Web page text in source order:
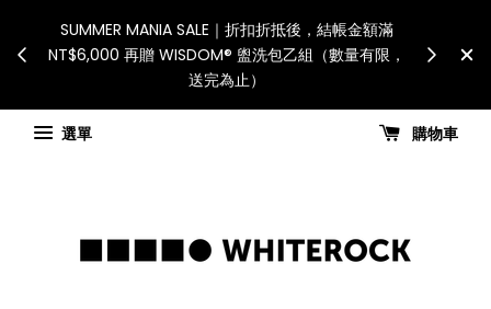
、天災或其
敬請見諒
International Shipping: Recipient is responsible
for all customs duties and taxes.「國際配送：各
國進口關稅與稅費須由收件人自行負擔。」
Check for shipping updates
選單 購物車